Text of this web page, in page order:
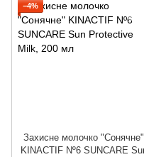
−4%
Захисне молочко "Сонячне"
KINACTIF Nº6 SUNCARE